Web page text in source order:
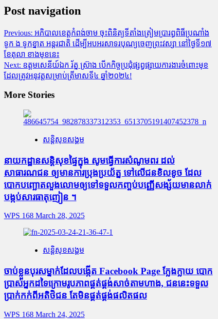
Post navigation
Previous: អភិបាលខេត្តកំពង់ចាម ចុះពិនិត្យទីតាំងត្រៀមប្រារព្ធពិធីប្រណាំង
ទូក ង ទូកខ្នាត អន្តរជាតិ ដេីម្បី​អបអរសាទរ​បុណ្យចេញព្រះវស្សា​ នៅថ្ងៃទី១៧
ខែតុលា​ ខាងមុខនេះ
Next: ឧត្តមសេនីយ៍ឯក រ័ត្ន ស្រ៊ាង បើកកិច្ចប្រជុំផ្សព្វផ្សាយការងារចំពោះមុខ
ដែលត្រូវអនុវត្តសម្រាប់ត្រីមាសទី៤ ឆ្នាំ២០២៤!
More Stories
សន្តិសុខសង្គម
នាយកដ្ឋានសន្តិសុខផ្ទៃក្នុង សូមធ្វើការសំណូមពរ ដល់
សាធារណជន ឲ្យមានការប្រុងប្រយ័ត្ន ទៅលើជនខិលខូច ដែល
បោកបញ្ឆោតលួងលោមឲ្យទៅទទួលកញ្ចប់បញ្ញើសង្ស័យមានលាក់
បង្កប់សារធាតុញៀន ។
WPS 168 March 28, 2025
សន្តិសុខសង្គម
ចាប់ខ្លួនបុរសម្នាក់ដែលបង្កើត Facebook Page ក្លែងក្លាយ បោក
ប្រាស់អ្នកដទៃក្រោមរូបភាពផ្គត់ផ្គង់សាច់តាមហាង, ជននេះទទួល
ប្រាក់កក់ពីអតិថិជន តែមិនផ្គត់ផ្គង់ផលិតផល
WPS 168 March 24, 2025